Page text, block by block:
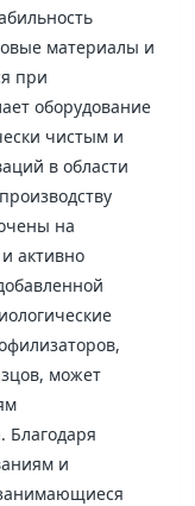
материалы и
при
оборудование
чистым и
в области
на
активно
может
Благодаря
и